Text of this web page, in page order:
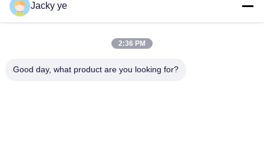
Jacky ye
2:36 PM
Good day, what product are you looking for?